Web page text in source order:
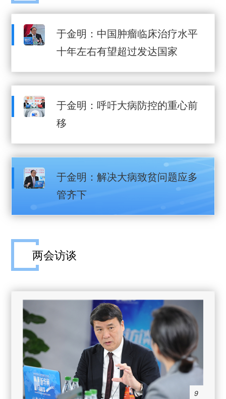
于金明：中国肿瘤临床治疗水平
十年左右有望超过发达国家
于金明：呼吁大病防控的重心前
移
于金明：解决大病致贫问题应多
管齐下
两会访谈
9